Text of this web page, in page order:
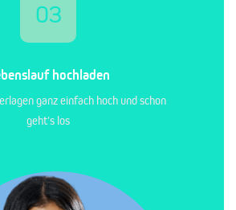
03
hochladen
ganz einfach hoch und schon
geht's los